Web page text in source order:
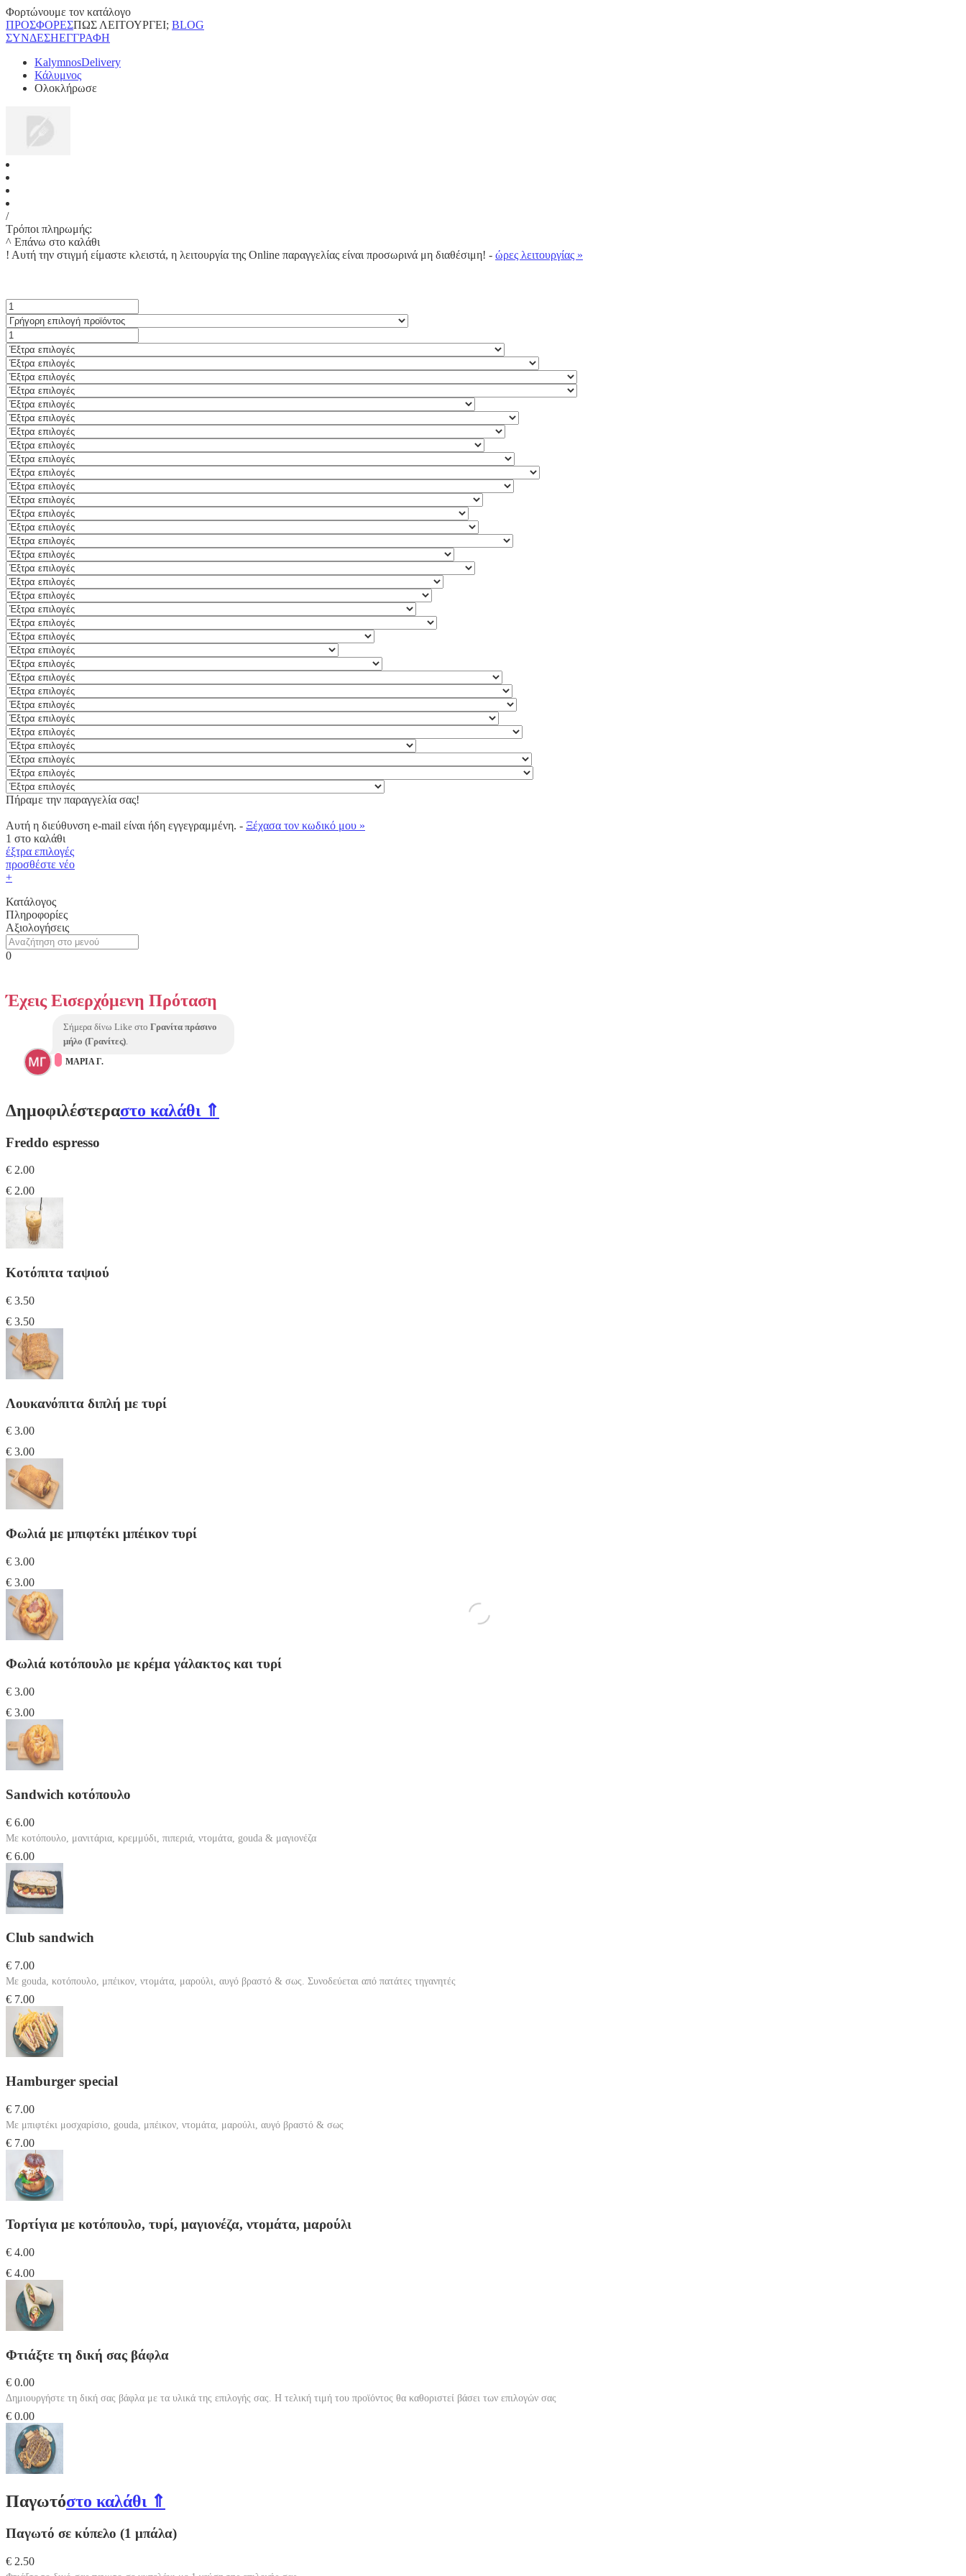
Φορτώνουμε τον κατάλογο
ΠΡΟΣΦΟΡΕΣΠΩΣ ΛΕΙΤΟΥΡΓΕΙ; BLOG
ΣΥΝΔΕΣΗΕΓΓΡΑΦΗ
KalymnosDelivery
Κάλυμνος
Ολοκλήρωσε
/
Τρόποι πληρωμής:
^ Επάνω στο καλάθι
! Αυτή την στιγμή είμαστε κλειστά, η λειτουργία της Online παραγγελίας είναι προσωρινά μη διαθέσιμη! - ώρες λειτουργίας »
Πήραμε την παραγγελία σας!
Αυτή η διεύθυνση e-mail είναι ήδη εγγεγραμμένη. - Ξέχασα τον κωδικό μου »
1 στο καλάθι
έξτρα επιλογές
προσθέστε νέο
+
Κατάλογος
Πληροφορίες
Αξιολογήσεις
0
Έχεις Eισερχόμενη Πρόταση
Σήμερα δίνω Like στο Γρανίτα πράσινο
μήλο (Γρανίτες)
ΜΑΡΙΑ Γ.
Δημοφιλέστεραστο καλάθι ⇑
Freddo espresso
€ 2.00
€ 2.00
Κοτόπιτα ταψιού
€ 3.50
€ 3.50
Λουκανόπιτα διπλή με τυρί
€ 3.00
€ 3.00
Φωλιά με μπιφτέκι μπέικον τυρί
€ 3.00
€ 3.00
Φωλιά κοτόπουλο με κρέμα γάλακτος και τυρί
€ 3.00
€ 3.00
Sandwich κοτόπουλο
€ 6.00
Με κοτόπουλο, μανιτάρια, κρεμμύδι, πιπεριά, ντομάτα, gouda & μαγιονέζα
€ 6.00
Club sandwich
€ 7.00
Με gouda, κοτόπουλο, μπέικον, ντομάτα, μαρούλι, αυγό βραστό & σως. Συνοδεύεται από πατάτες τηγανητές
€ 7.00
Hamburger special
€ 7.00
Με μπιφτέκι μοσχαρίσιο, gouda, μπέικον, ντομάτα, μαρούλι, αυγό βραστό & σως
€ 7.00
Τορτίγια με κοτόπουλο, τυρί, μαγιονέζα, ντομάτα, μαρούλι
€ 4.00
€ 4.00
Φτιάξτε τη δική σας βάφλα
€ 0.00
Δημιουργήστε τη δική σας βάφλα με τα υλικά της επιλογής σας. Η τελική τιμή του προϊόντος θα καθοριστεί βάσει των επιλογών σας
€ 0.00
Παγωτόστο καλάθι ⇑
Παγωτό σε κύπελο (1 μπάλα)
€ 2.50